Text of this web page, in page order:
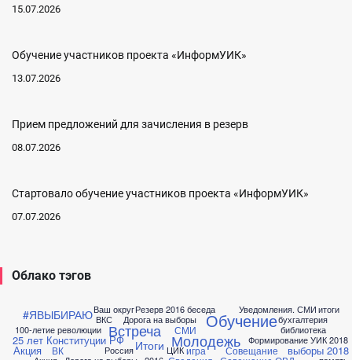
15.07.2026
Обучение участников проекта «ИнформУИК»
13.07.2026
Прием предложений для зачисления в резерв
08.07.2026
Стартовало обучение участников проекта «ИнформУИК»
07.07.2026
Облако тэгов
#ЯВЫБИРАЮ
100-летие революции
25 лет Конституции РФ
Акция
ВК
ВКС
Ваш округ
Встреча
Дорога на выборы
Итоги Молодежь
Обучение
Резерв 2016
Россия
СМИ
Совещание
Уведомления. СМИ
Формирование УИК 2018
ЦИК
беседа
библиотека
бухгалтерия
выборы 2018
игра
итоги